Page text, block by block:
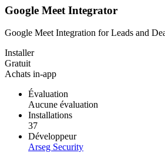
Google Meet Integrator
Google Meet Integration for Leads and
Installer
Gratuit
Achats in-app
Évaluation
Aucune évaluation
Installations
37
Développeur
Arseg Security